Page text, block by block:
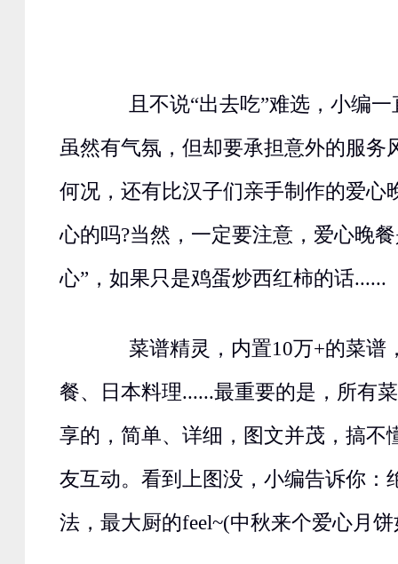
且不说“出去吃”难选，小编一
虽然有气氛，但却要承担意外的服务
何况，还有比汉子们亲手制作的爱心
心的吗?当然，一定要注意，爱心晚
心”，如果只是鸡蛋炒西红柿的话......
菜谱精灵，内置10万+的菜谱
餐、日本料理......最重要的是，所有
享的，简单、详细，图文并茂，搞不
友互动。看到上图没，小编告诉你：
法，最大厨的feel~(中秋来个爱心月饼